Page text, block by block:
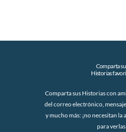
Comparta
Historias
Comparta sus Historias con
del correo electrónico,
y mucho más: ¡no necesitan la
para